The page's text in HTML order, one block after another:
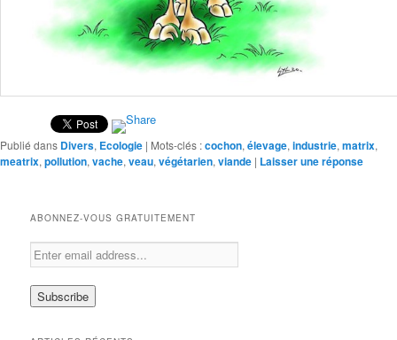
Publié dans Divers, Ecologie | Mots-clés :cochon, élevage, industrie, matrix,
meatrix, pollution, vache, veau, végétarien, viande | Laisser une réponse
ABONNEZ-VOUS GRATUITEMENT